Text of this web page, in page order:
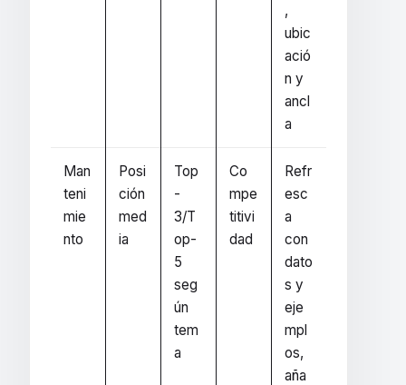
,
ubic
ació
n y
ancl
a
Man
teni
mie
nto
Posi
ción
med
ia
Top
-
3/T
op-
5
seg
ún
tem
a
Co
mpe
titivi
dad
Refr
esc
a
con
dato
s y
eje
mpl
os,
aña